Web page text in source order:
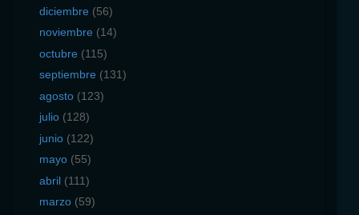
diciembre (56)
noviembre (14)
octubre (115)
septiembre (131)
agosto (123)
julio (128)
junio (122)
mayo (55)
abril (111)
marzo (59)